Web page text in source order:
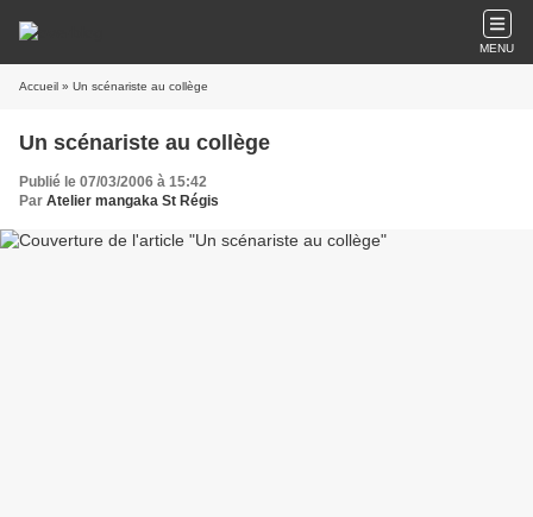
MENU
Accueil » Un scénariste au collège
Un scénariste au collège
Publié le 07/03/2006 à 15:42
Par Atelier mangaka St Régis